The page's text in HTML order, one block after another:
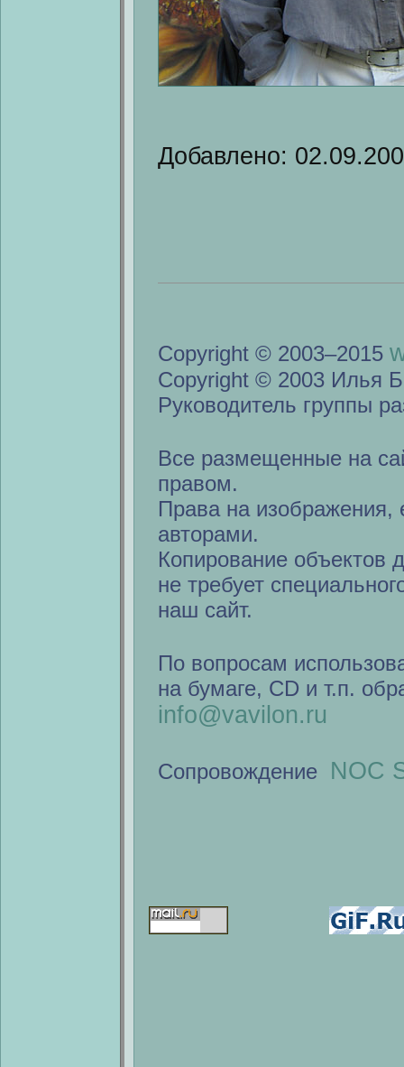
Добавлено:
Copyright © 2003–2015
Copyright © 2003 Илья
Руководитель группы
Все размещенные на
правом.
Права на изображения,
авторами.
Копирование объектов
не требует
наш сайт.
По вопросам
на бумаге, CD и т.п.
info@vavilon.ru
Сопровождение NOC